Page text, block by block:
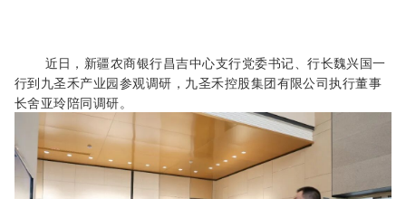
近日，新疆农商银行昌吉中心支行党委书记、行长魏兴国一
行到九圣禾产业园参观调研，九圣禾控股集团有限公司执行董事
长舍亚玲陪同调研。